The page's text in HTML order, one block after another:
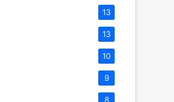
13
13
10
9
8